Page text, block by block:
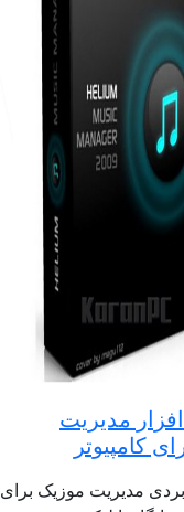
مدیریت
کامپیوتر
مدیریت موزیک برای